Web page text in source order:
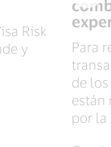
Risk
y
Para
de
están
por la